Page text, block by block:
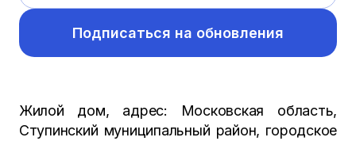
Подписаться на обновления
Жилой дом, адрес: Московская область,
Ступинский муниципальный район, городское